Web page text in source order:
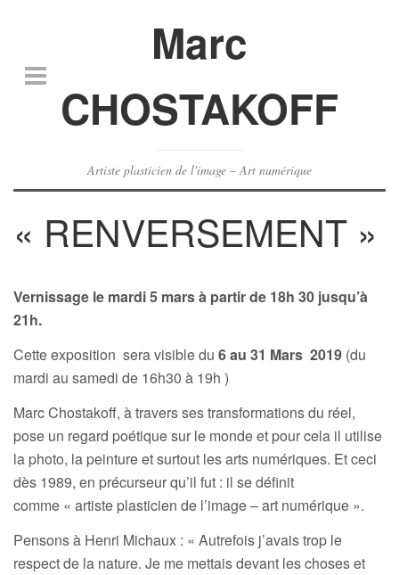
Marc
CHOSTAKOFF
Artiste plasticien de l'image – Art numérique
« RENVERSEMENT »
Vernissage le mardi 5 mars à partir de 18h 30 jusqu’à
21h.
Cette exposition sera visible du 6 au 31 Mars 2019 (du
mardi au samedi de 16h30 à 19h )
Marc Chostakoff, à travers ses transformations du réel,
pose un regard poétique sur le monde et pour cela il utilise
la photo, la peinture et surtout les arts numériques. Et ceci
dès 1989, en précurseur qu’il fut : il se définit
comme « artiste plasticien de l’image – art numérique ».
Pensons à Henri Michaux : « Autrefois j’avais trop le
respect de la nature. Je me mettais devant les choses et